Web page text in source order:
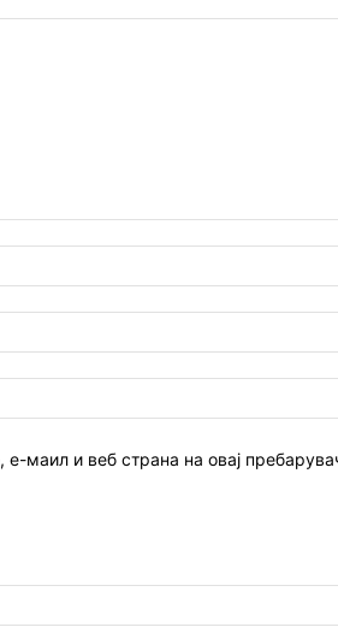
е-маил и веб страна на овај